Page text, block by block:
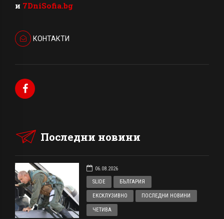
и 7DniSofia.bg
КОНТАКТИ
Последни новини
06.08.2026
SLIDE
БЪЛГАРИЯ
ЕКСКЛУЗИВНО ПОСЛЕДНИ НОВИНИ
ЧЕТИВА